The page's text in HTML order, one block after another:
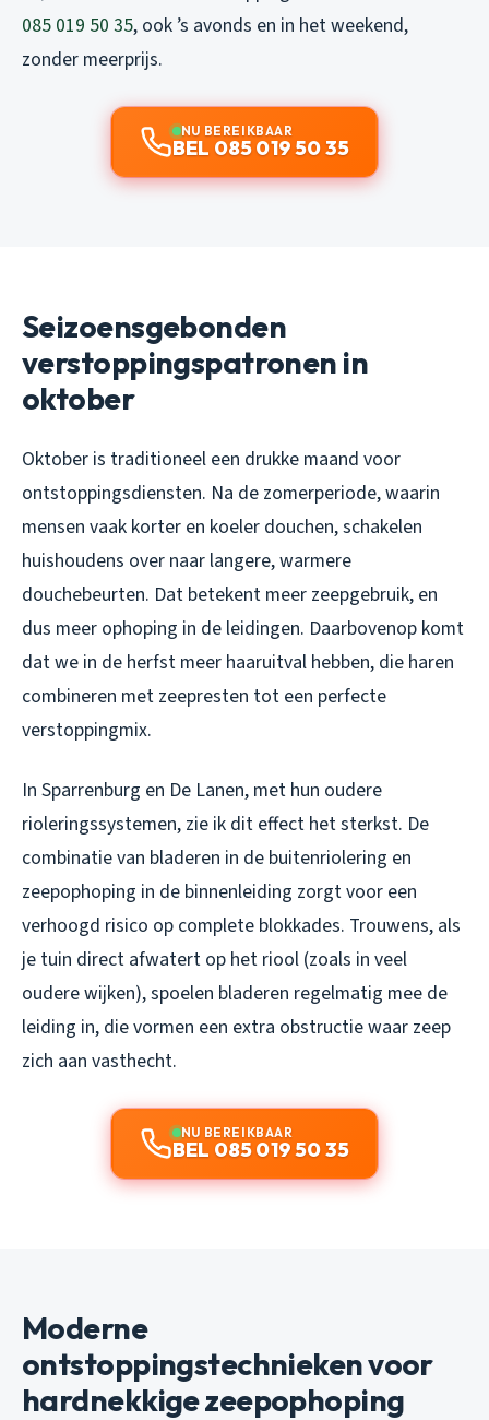
085 019 50 35, ook ’s avonds en in het weekend,
zonder meerprijs.
NU BEREIKBAAR
BEL 085 019 50 35
Seizoensgebonden
verstoppingspatronen in
oktober
Oktober is traditioneel een drukke maand voor
ontstoppingsdiensten. Na de zomerperiode, waarin
mensen vaak korter en koeler douchen, schakelen
huishoudens over naar langere, warmere
douchebeurten. Dat betekent meer zeepgebruik, en
dus meer ophoping in de leidingen. Daarbovenop komt
dat we in de herfst meer haaruitval hebben, die haren
combineren met zeepresten tot een perfecte
verstoppingmix.
In Sparrenburg en De Lanen, met hun oudere
rioleringssystemen, zie ik dit effect het sterkst. De
combinatie van bladeren in de buitenriolering en
zeepophoping in de binnenleiding zorgt voor een
verhoogd risico op complete blokkades. Trouwens, als
je tuin direct afwatert op het riool (zoals in veel
oudere wijken), spoelen bladeren regelmatig mee de
leiding in, die vormen een extra obstructie waar zeep
zich aan vasthecht.
NU BEREIKBAAR
BEL 085 019 50 35
Moderne
ontstoppingstechnieken voor
hardnekkige zeepophoping